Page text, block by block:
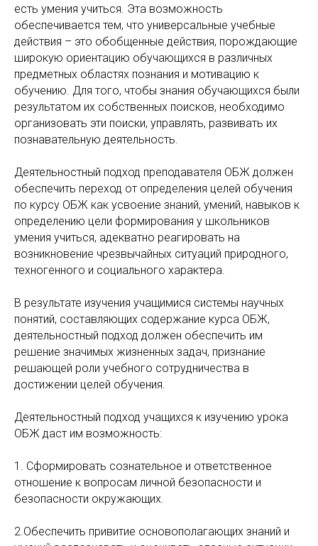
есть умения учиться. Эта возможность
обеспечивается тем, что универсальные учебные
действия – это обобщенные действия, порождающие
широкую ориентацию обучающихся в различных
предметных областях познания и мотивацию к
обучению. Для того, чтобы знания обучающихся были
результатом их собственных поисков, необходимо
организовать эти поиски, управлять, развивать их
познавательную деятельность.
Деятельностный подход преподавателя ОБЖ должен
обеспечить переход от определения целей обучения
по курсу ОБЖ как усвоение знаний, умений, навыков к
определению цели формирования у школьников
умения учиться, адекватно реагировать на
возникновение чрезвычайных ситуаций природного,
техногенного и социального характера.
В результате изучения учащимися системы научных
понятий, составляющих содержание курса ОБЖ,
деятельностный подход должен обеспечить им
решение значимых жизненных задач, признание
решающей роли учебного сотрудничества в
достижении целей обучения.
Деятельностный подход учащихся к изучению урока
ОБЖ даст им возможность:
1. Сформировать сознательное и ответственное
отношение к вопросам личной безопасности и
безопасности окружающих.
2.Обеспечить привитие основополагающих знаний и